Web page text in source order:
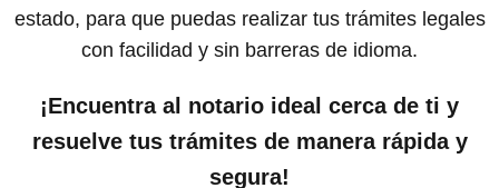
estado, para que puedas realizar tus trámites legales
con facilidad y sin barreras de idioma.
¡Encuentra al notario ideal cerca de ti y
resuelve tus trámites de manera rápida y
segura!